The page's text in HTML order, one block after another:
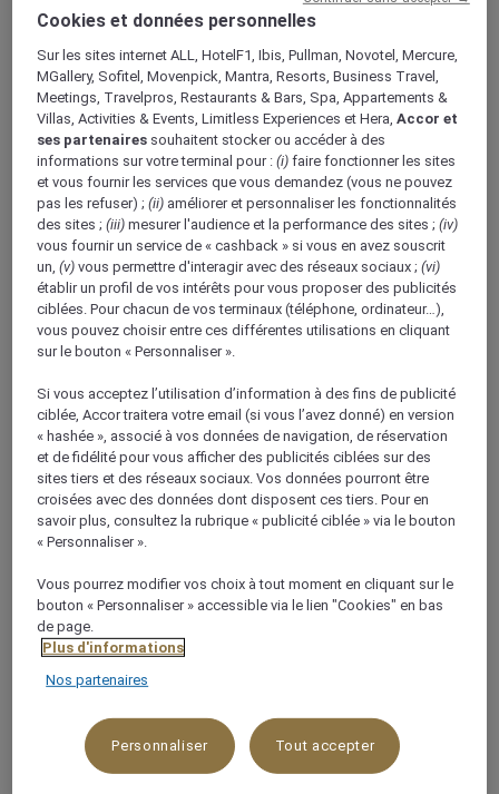
Le Mövenpick Resort Soma Bay dispose-t-il
d'une plage privée ?
Quels sont les principaux équipements des
chambres du Mövenpick Resort Soma Bay ?
Quelles sont les options de restauration
proposées au Mövenpick Resort Soma Bay ?
Le Mövenpick Resort Soma Bay pratique-t-il
des tarifs « all inclusive » (tout compris) et
qu'est-ce qui est inclus ?
Le Mövenpick Resort Soma Bay dispose-t-il
Est-il possible de faire de l'exercice au
Mövenpick Resort Soma Bay ?
Y a-t-il des courts de tennis au Mövenpick
Resort Soma Bay ?
Cookies et données personnelles
Sur les sites internet ALL, HotelF1, Ibis, Pullman, Novotel, Mercure,
MGallery, Sofitel, Movenpick, Mantra, Resorts, Business Travel,
Meetings, Travelpros, Restaurants & Bars, Spa, Appartements &
Villas, Activities & Events, Limitless Experiences et Hera,Accor et
ses partenaires souhaitent stocker ou accéder à des
informations sur votre terminal pour :(i) faire fonctionner les sites
et vous fournir les services que vous demandez (vous ne pouvez
pas les refuser) ;(ii) améliorer et personnaliser les fonctionnalités
des sites ;(iii) mesurer l'audience et la performance des sites ;(iv)
vous fournir un service de « cashback » si vous en avez souscrit
un,(v) vous permettre d'interagir avec des réseaux sociaux ;(vi)
établir un profil de vos intérêts pour vous proposer des publicités
ciblées. Pour chacun de vos terminaux (téléphone, ordinateur…),
vous pouvez choisir entre ces différentes utilisations en cliquant
sur le bouton « Personnaliser ».
Si vous acceptez l’utilisation d’information à des fins de publicité
ciblée, Accor traitera votre email (si vous l’avez donné) en version
« hashée », associé à vos données de navigation, de réservation
et de fidélité pour vous afficher des publicités ciblées sur des
sites tiers et des réseaux sociaux. Vos données pourront être
croisées avec des données dont disposent ces tiers. Pour en
savoir plus, consultez la rubrique « publicité ciblée » via le bouton
« Personnaliser ».
Vous pourrez modifier vos choix à tout moment en cliquant sur le
bouton « Personnaliser » accessible via le lien "Cookies" en bas
de page.
Plus d'informations
Nos partenaires
Personnaliser Tout accepter